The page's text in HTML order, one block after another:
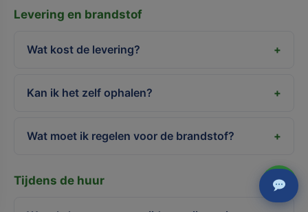
Levering en brandstof
Wat kost de levering?
Kan ik het zelf ophalen?
Wat moet ik regelen voor de brandstof?
Tijdens de huur